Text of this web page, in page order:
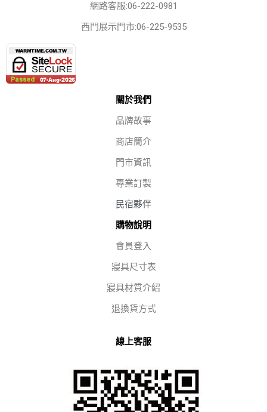
網路客服:06-222-0981
西門展示門市:06-225-9535
關於我們
品牌故事
商店簡介
門市資訊
專業訂製
民宿夥伴
購物說明
會員登入
寢具尺寸表
寢具材質介紹
退換貨方式
線上客服